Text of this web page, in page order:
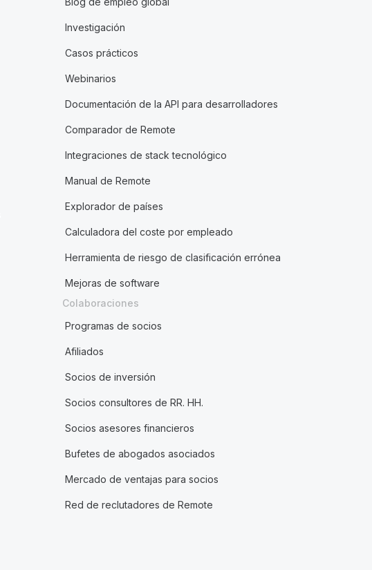
Investigación
Casos prácticos
Webinarios
Documentación de la API para desarrolladores
Comparador de Remote
Integraciones de stack tecnológico
Manual de Remote
Explorador de países
Calculadora del coste por empleado
Herramienta de riesgo de clasificación errónea
Mejoras de software
Colaboraciones
Programas de socios
Afiliados
Socios de inversión
Socios consultores de RR. HH.
Socios asesores financieros
Bufetes de abogados asociados
Mercado de ventajas para socios
Red de reclutadores de Remote